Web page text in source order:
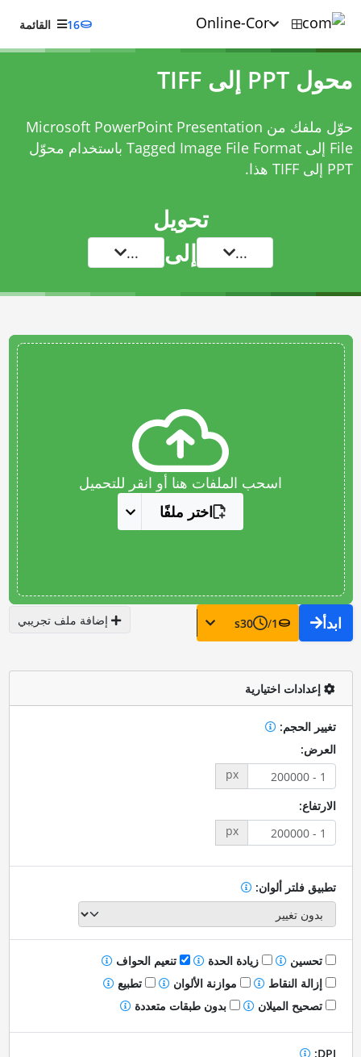
16 القائمة
محول PPT إلى TIFF
حوّل ملفك من Microsoft PowerPoint Presentation
File إلى Tagged Image File Format باستخدام
محوّل
PPT إلى TIFF
هذا.
تحويل
... إلى ...
اسحب الملفات هنا أو انقر للتحميل
اختر ملفًا
ابدأ 1
/
30
s إضافة ملف تجريبي
إعدادات اختيارية
تغيير الحجم:
العرض:
px
الارتفاع:
px
تطبيق فلتر ألوان:
تحسين زيادة الحدة
تنعيم الحواف
إزالة النقاط
موازنة الألوان
تطبيع
تصحيح الميلان
بدون طبقات متعددة
DPI: